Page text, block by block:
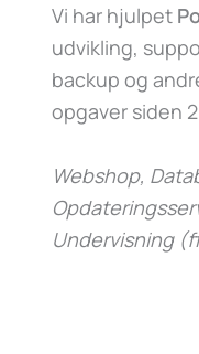
Vi har hjulpet
udvikling,
backup og
opgaver siden
Webshop,
Undervisning